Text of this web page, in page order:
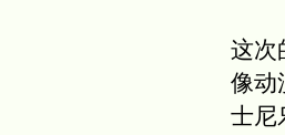
这次
像动
士尼